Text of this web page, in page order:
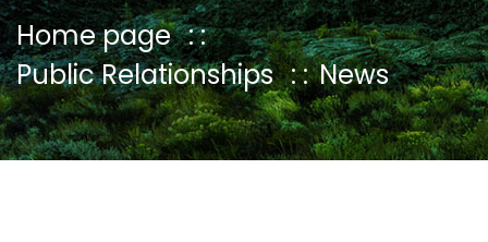
Home page
Public Relationships
News